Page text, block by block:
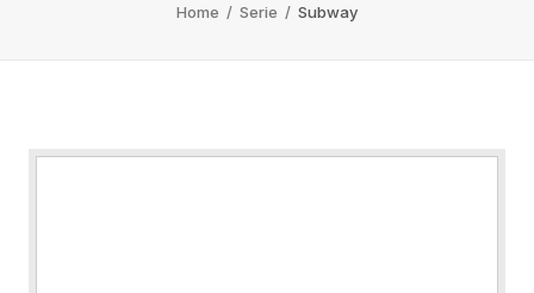
Home / Serie / Subway